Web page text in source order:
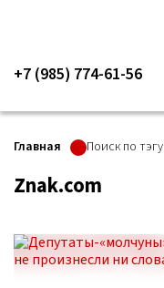
+7 (985) 774-61-56
Главная Поиск по тэгу
Znak.com